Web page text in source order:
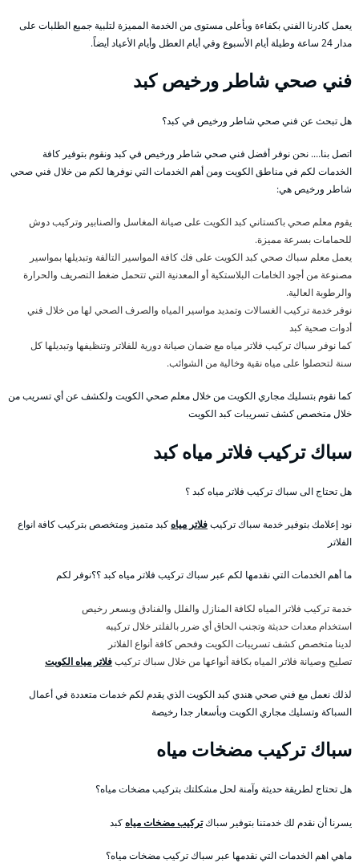
يعمل كادرنا الفني بكفاءة وبأعلى مستوى من الخدمة المميزة لتلبية جميع الطلبات على
مدار 24 ساعة وطيلة أيام الأسبوع وفي أيام العطل وأيام الأعياد أيضاً.
فني صحي شاطر ورخيص كبد
هل تبحث عن فني صحي شاطر ورخيص في كبد؟
اتصل بنا…. نحن نوفر أفضل فني صحي شاطر ورخيص في كبد ونقوم بتوفير كافة
الخدمات لكم في مناطق الكويت ومن أهم الخدمات التي نوفرها لكم من خلال فني صحي
شاطر ورخيص هي:
يقوم معلم صحي باكستاني كبد الكويت على صيانة المغاسل والصنابير وتركيب دوش
للحمامات بسرعة مميزة.
يعمل معلم سباك صحي كبد الكويت على فك كافة المواسير التالفة وتبديلها بمواسير
مصنوعة من أجود الخامات البلاستكية أو المعدنية التي تتحمل ضغط التصريف والحرارة
والرطوبة العالية.
نوفر خدمة تركيب الغسالات وتمديد مواسير المياه والصرف الصحي لها من خلال فني
أدوات صحية كبد
كما نوفر سباك تركيب فلاتر مياه مع ضمان صيانة دورية للفلاتر وتنظيفها وتبديلها كل
سنة لتحصلوا على مياه نقية وخالية من الشوائب.
كما نقوم بتسليك مجاري الكويت من خلال معلم صحي الكويت ولكشف عن أي تسريب من
خلال متخصص كشف تسريبات كبد الكويت
سباك تركيب فلاتر مياه كبد
هل تحتاج الى سباك تركيب فلاتر مياه كبد ؟
نود إعلامك بتوفير خدمة سباك تركيبفلاتر مياهكبد متميز ومتخصص بتركيب كافة انواع
الفلاتر
ما أهم الخدمات التي نقدمها لكم عبر سباك تركيب فلاتر مياه كبد ؟؟نوفر لكم
خدمة تركيب فلاتر المياه لكافة المنازل والفلل والفنادق وبسعر رخيص
استخدام معدات حديثة وتجنب الحاق أي ضرر بالفلتر خلال تركيبه
لدينا متخصص كشف تسريبات الكويت وفحص كافة أنواع الفلاتر
تصليح وصيانة فلاتر المياه بكافة أنواعها من خلال سباك تركيبفلاتر مياه الكويت
لذلك نعمل مع فني صحي هندي كبد الكويت الذي يقدم لكم خدمات متعددة في أعمال
السباكة وتسليك مجاري الكويت وبأسعار جدا رخيصة
سباك تركيب مضخات مياه
هل تحتاج لطريقة حديثة وآمنة لحل مشكلتك بتركيب مضخات مياه؟
يسرنا أن نقدم لك خدمتنا بتوفير سباكتركيب مضخات مياهكبد
ماهي اهم الخدمات التي نقدمها عبر سباك تركيب مضخات مياه؟